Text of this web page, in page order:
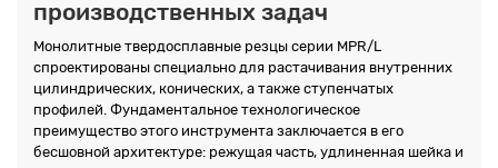
производственных задач
Монолитные твердосплавные резцы серии MPR/L
спроектированы специально для растачивания внутренних
цилиндрических, конических, а также ступенчатых
профилей. Фундаментальное технологическое
преимущество этого инструмента заключается в его
бесшовной архитектуре: режущая часть, удлиненная шейка и